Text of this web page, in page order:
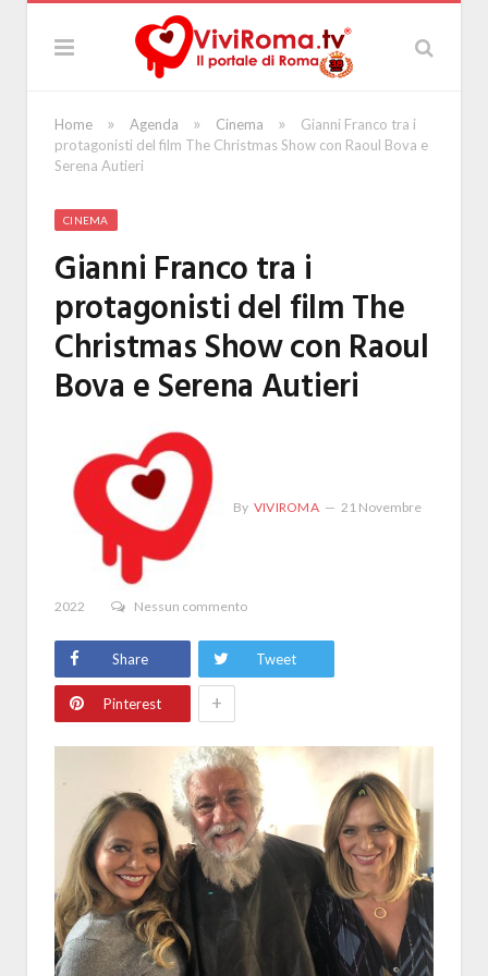
Home » Agenda » Cinema »
Gianni Franco tra i
protagonisti del film The Christmas Show con Raoul Bova e
Serena Autieri
CINEMA
Gianni Franco tra i
protagonisti del film The
Christmas Show con Raoul
Bova e Serena Autieri
By VIVIROMA 21 Novembre
2022 Nessun commento
Share Tweet
Pinterest +